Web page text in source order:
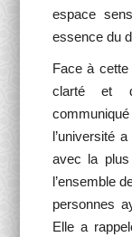
espace
essence du
Face à
clarté et
l’université
avec la
l’ensemble
personnes
Elle a